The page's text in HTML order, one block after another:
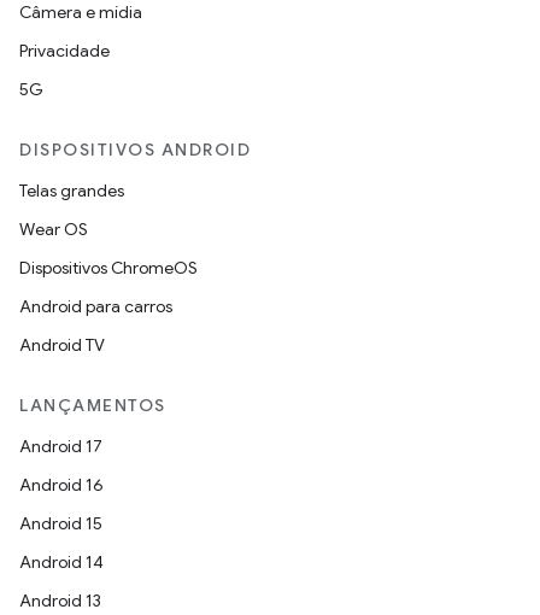
Câmera e mídia
Privacidade
5G
DISPOSITIVOS ANDROID
Telas grandes
Wear OS
Dispositivos ChromeOS
Android para carros
Android TV
LANÇAMENTOS
Android 17
Android 16
Android 15
Android 14
Android 13